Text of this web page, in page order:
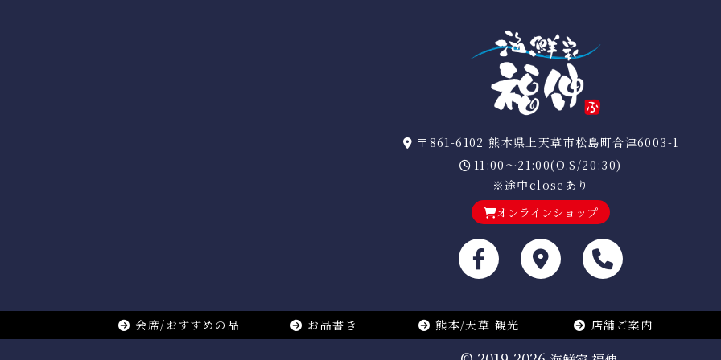
〒861-6102 熊本県上天草市松島町合津6003-1
11:00～21:00(O.S/20:30)
※途中closeあり
オンラインショップ
会席/おすすめの品 お品書き 熊本/天草 観光 店舗ご案内